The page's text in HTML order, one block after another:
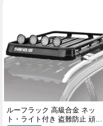
ルーフラック 高級合金 ネッ
ト・ライト付き 盗難防止 頑丈